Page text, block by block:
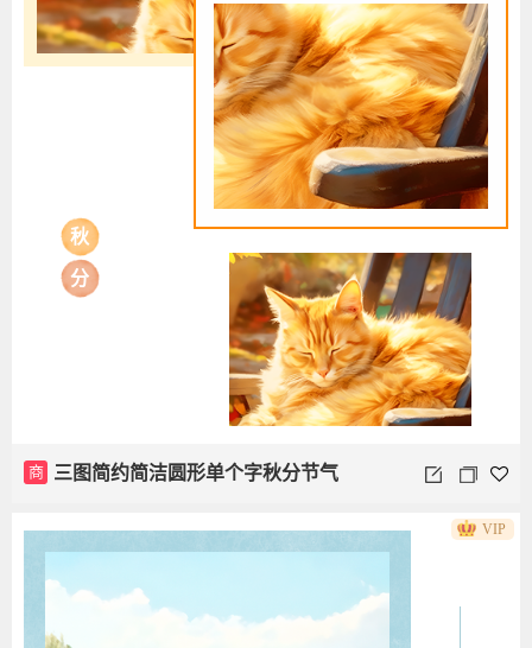
秋
分
商 三图简约简洁圆形单个字秋分节气
VIP